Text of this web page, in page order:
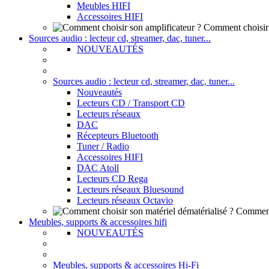
Meubles HIFI
Accessoires HIFI
Comment
Sources audio : lecteur cd, streamer, dac, tuner...
NOUVEAUTÉS
Sources audio : lecteur cd, streamer, dac, tuner...
Nouveautés
Lecteurs CD / Transport CD
Lecteurs réseaux
DAC
Récepteurs Bluetooth
Tuner / Radio
Accessoires HIFI
DAC Atoll
Lecteurs CD Rega
Lecteurs réseaux Bluesound
Lecteurs réseaux Octavio
Meubles, supports & accessoires hifi
NOUVEAUTÉS
Meubles, supports & accessoires Hi-Fi